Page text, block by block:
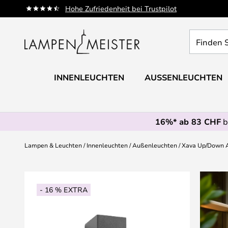
Hohe Zufriedenheit bei Trustpilot
Zum
Inhalt
Sie
Leuchte...
INNENLEUCHTEN AUSSENLEUCHTEN
16%* ab 83 CHF
Lampen & Leuchten Innenleuchten Außenleuchten Xava Up/Down
- 16 % EXTRA
Ende